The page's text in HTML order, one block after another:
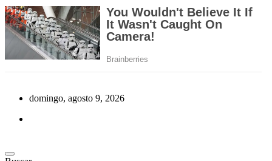
contenidodomingo, agosto 9, 2026